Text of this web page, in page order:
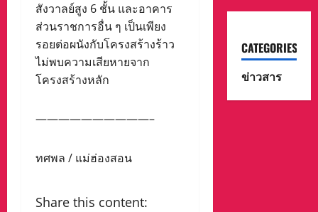
สังวาลย์สูง 6 ชั้น และอาคาร
ส่วนราชการอื่น ๆ เป็นเพียง
รอยต่อผนังกับโครงสร้างร้าว
ไม่พบความเสียหายจาก
โครงสร้างหลัก
——————————–
ทศพล / แม่ฮ่องสอน
Share this content:
CATEGORIES
ข่าวสาร